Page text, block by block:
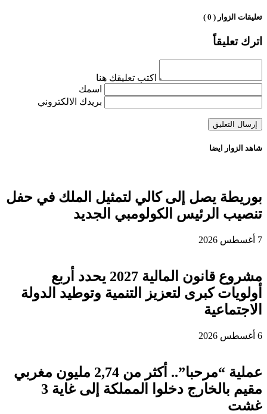
تعليقات الزوار ( 0 )
اترك تعليقاً
اكتب تعليقك هنا
اسمك
بريدك الالكتروني
شاهد الزوار ايضا
بوريطة يصل إلى كالي لتمثيل الملك في حفل
تنصيب الرئيس الكولومبي الجديد
7 أغسطس 2026
مشروع قانون المالية 2027 يحدد أربع
أولويات كبرى لتعزيز التنمية وتوطيد الدولة
الاجتماعية
6 أغسطس 2026
عملية “مرحبا”.. أكثر من 2,74 مليون مغربي
مقيم بالخارج دخلوا المملكة إلى غاية 3
غشت